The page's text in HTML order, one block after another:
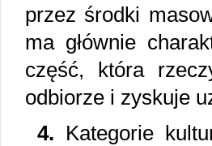
przez środki
ma głównie
część, która
odbiorze i zyskuje
4. Kategorie